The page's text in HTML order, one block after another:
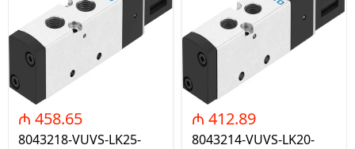
₼ 458.65
8043218-VUVS-LK25-
₼ 412.89
8043214-VUVS-LK20-